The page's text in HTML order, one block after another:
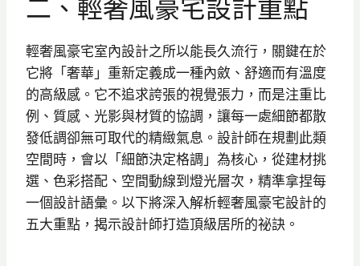
二、輕奢風豪宅設計重點
輕奢風豪宅室內設計之所以能長久流行，關鍵在於
它將「奢華」重新定義成一種內斂、舒適而有溫度
的高級感。它不追求誇張的視覺張力，而是注重比
例、質感、光影與材質的協調，讓每一處細節都散
發低調卻無可取代的精緻氣息。設計師在規劃此類
空間時，會以「細節決定格調」為核心，從建材挑
選、色彩搭配、空間動線到燈光層次，精準拿捏每
一個設計語彙。以下將深入解析輕奢風豪宅設計的
五大重點，揭示設計師打造頂級居所的祕訣。